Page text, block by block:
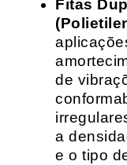
Fitas
de
a
e o tipo